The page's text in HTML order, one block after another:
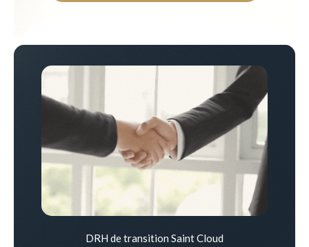
DRH de transition Saint Cloud